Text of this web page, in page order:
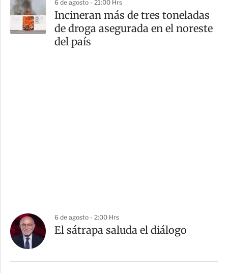
6 de agosto - 21:00 Hrs
Incineran más de tres toneladas
de droga asegurada en el noreste
del país
6 de agosto - 2:00 Hrs
El sátrapa saluda el diálogo